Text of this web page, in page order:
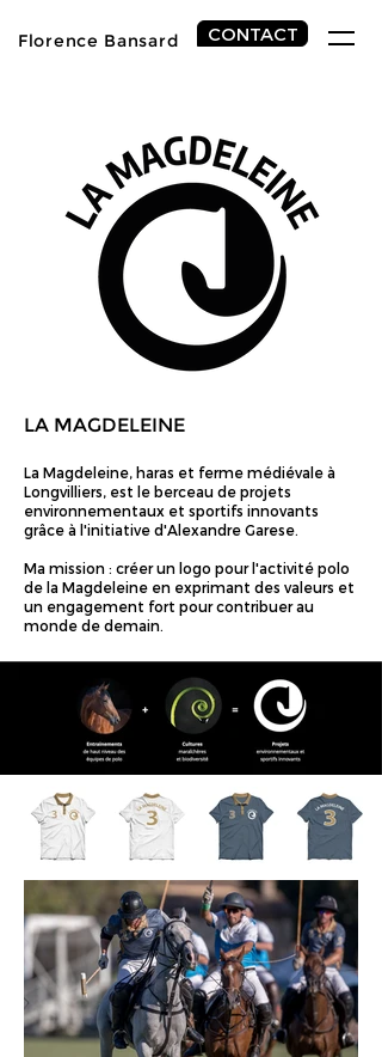
Florence Bansard CONTACT
LA MAGDELEINE
La Magdeleine, haras et ferme médiévale à
Longvilliers, est le berceau de projets
environnementaux et sportifs innovants
grâce à l'initiative d'Alexandre Garese.
Ma mission : créer un logo pour l'activité polo
de la Magdeleine en exprimant des valeurs et
un engagement fort pour contribuer au
monde de demain.